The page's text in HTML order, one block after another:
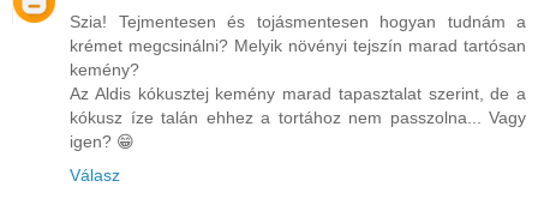
Szia! Tejmentesen és tojásmentesen hogyan tudnám a
krémet megcsinálni? Melyik növényi tejszín marad tartósan
kemény?
Az Aldis kókusztej kemény marad tapasztalat szerint, de a
kókusz íze talán ehhez a tortához nem passzolna... Vagy
igen? 😁
Válasz